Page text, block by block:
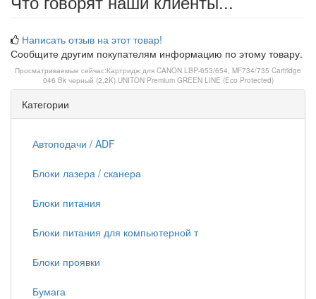
Написать отзыв на этот товар!
Сообщите другим покупателям информацию по этому товару.
Просматриваемые сейчас:Картридж для CANON LBP-653/654, MF734/735 Cartridge
046 Bk черный (2,2K) UNITON Premium GREEN LINE (Eco Protected)
Категории
Автоподачи / ADF
Блоки лазера / сканера
Блоки питания
Блоки питания для компьютерной т
Блоки проявки
Бумага